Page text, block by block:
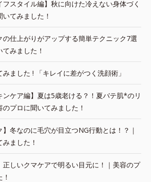
フスタイル編】秋に向けた冷えない身体づく
てみました！
の仕上がりがアップする簡単テクニック7選
てみました！
ました ! 「キレイに差がつく洗顔術」
ンケア編】夏は5歳老ける？！夏バテ肌*のリ
プロに聞いてみました！
】冬なのに毛穴が目立つNG行動とは！？｜
ました！
正しいクマケアで明るい目元に！｜美容のプ